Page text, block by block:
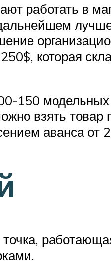
работать в
которая
150
взять
аванса